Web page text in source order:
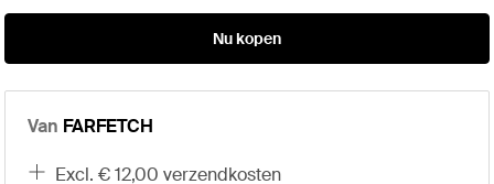
Nu kopen
Van FARFETCH
excl. € 12,00 verzendkosten